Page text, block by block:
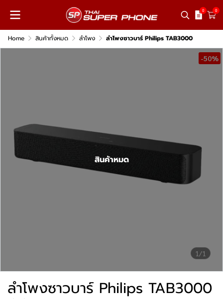
0 0
Home สินค้าทั้งหมด ลำโพง ลำโพงซาวบาร์ Philips TAB3000
1/1
-50%
สินค้าหมด
ลำโพงซาวบาร์ Philips TAB3000